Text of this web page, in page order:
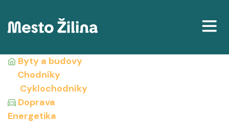
Projekty
Články
Byty a budovy
Chodníky
Cyklochodníky
Doprava
Energetika